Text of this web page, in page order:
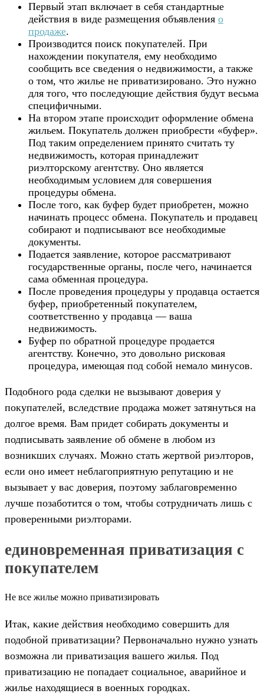
Первый этап включает в себя стандартные
действия в виде размещения объявления о
продаже.
Производится поиск покупателей. При
нахождении покупателя, ему необходимо
сообщить все сведения о недвижимости, а также
о том, что жилье не приватизировано. Это нужно
для того, что последующие действия будут весьма
специфичными.
На втором этапе происходит оформление обмена
жильем. Покупатель должен приобрести «буфер».
Под таким определением принято считать ту
недвижимость, которая принадлежит
риэлторскому агентству. Оно является
необходимым условием для совершения
процедуры обмена.
После того, как буфер будет приобретен, можно
начинать процесс обмена. Покупатель и продавец
собирают и подписывают все необходимые
документы.
Подается заявление, которое рассматривают
государственные органы, после чего, начинается
сама обменная процедура.
После проведения процедуры у продавца остается
буфер, приобретенный покупателем,
соответственно у продавца — ваша
недвижимость.
Буфер по обратной процедуре продается
агентству. Конечно, это довольно рисковая
процедура, имеющая под собой немало минусов.
Подобного рода сделки не вызывают доверия у
покупателей, вследствие продажа может затянуться на
долгое время. Вам придет собирать документы и
подписывать заявление об обмене в любом из
возникших случаях. Можно стать жертвой риэлторов,
если оно имеет неблагоприятную репутацию и не
вызывает у вас доверия, поэтому заблаговременно
лучше позаботится о том, чтобы сотрудничать лишь с
проверенными риэлторами.
единовременная приватизация с
покупателем
Не все жилье можно приватизировать
Итак, какие действия необходимо совершить для
подобной приватизации? Первоначально нужно узнать
возможна ли приватизация вашего жилья. Под
приватизацию не попадает социальное, аварийное и
жилье находящиеся в военных городках.